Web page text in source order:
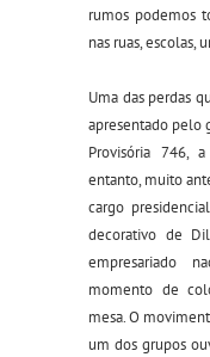
rumos podemos
nas ruas, escolas,
Uma das perdas
apresentado pelo
Provisória 746,
entanto, muito
cargo
decorativo de
empresariado
momento de
mesa. O
um dos grupos